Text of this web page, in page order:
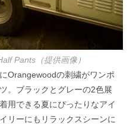
Pants（提供画像）
Orangewoodの刺繍がワンポ
。ブラックとグレーの2色展
用できる夏にぴったりなアイ
リーにもリラックスシーンに